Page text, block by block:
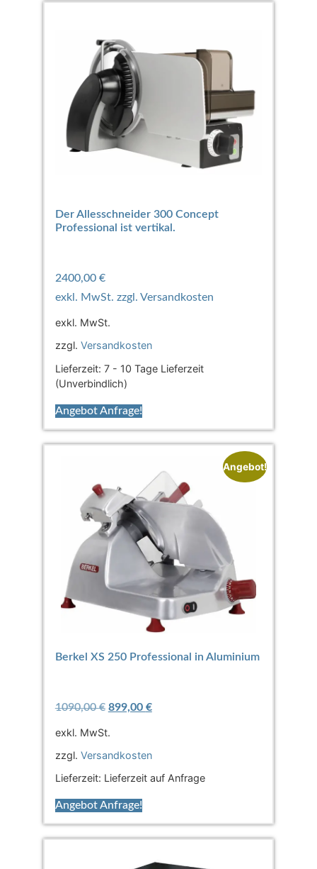
Der Allesschneider 300 Concept
Professional ist vertikal.
2400,00 €
exkl. MwSt.
zzgl. Versandkosten
Lieferzeit: 7 - 10 Tage Lieferzeit
(Unverbindlich)
Angebot Anfrage!
Angebot!
Berkel XS 250 Professional in Aluminium
1090,00€ 899,00 €
exkl. MwSt.
zzgl. Versandkosten
Lieferzeit: Lieferzeit auf Anfrage
Angebot Anfrage!